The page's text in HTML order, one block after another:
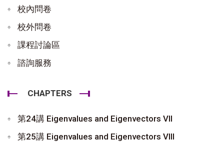
校內問卷
校外問卷
課程討論區
諮詢服務
CHAPTERS
第24講 Eigenvalues and Eigenvectors VII
第25講 Eigenvalues and Eigenvectors VIII